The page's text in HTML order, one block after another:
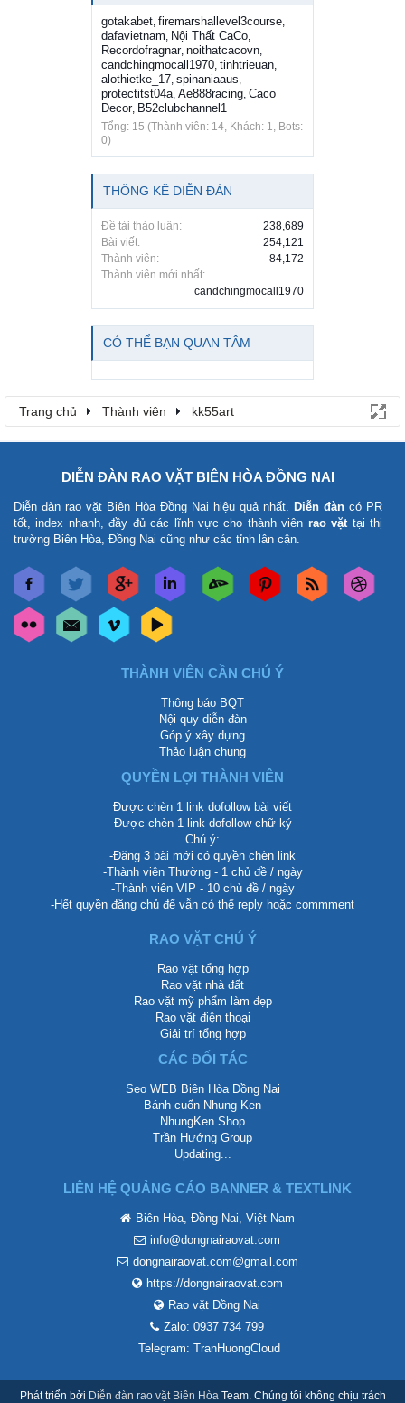
gotakabet, firemarshallevel3course,
dafavietnam, Nội Thất CaCo,
Recordofragnar, noithatcacovn,
candchingmocall1970, tinhtrieuan,
alothietke_17, spinaniaaus,
protectitst04a, Ae888racing, Caco
Decor, B52clubchannel1
Tổng: 15 (Thành viên: 14, Khách: 1, Bots:
0)
THỐNG KÊ DIỄN ĐÀN
Đề tài thảo luận:
238,689
Bài viết:
254,121
Thành viên:
84,172
Thành viên mới nhất:
candchingmocall1970
CÓ THỂ BẠN QUAN TÂM
Trang chủ Thành viên kk55art
DIỄN ĐÀN RAO VẶT BIÊN HÒA ĐỒNG NAI
Diễn đàn rao vặt Biên Hòa Đồng Nai hiệu quả nhất. Diễn đàn có PR
tốt, index nhanh, đầy đủ các lĩnh vực cho thành viên rao vặttại thị
trường Biên Hòa, Đồng Nai cũng như các tỉnh lân cận.
THÀNH VIÊN CẦN CHÚ Ý
Thông báo BQT
Nội quy diễn đàn
Góp ý xây dựng
Thảo luận chung
QUYỀN LỢI THÀNH VIÊN
Được chèn 1 link dofollow bài viết
Được chèn 1 link dofollow chữ ký
Chú ý:
-Đăng 3 bài mới có quyền chèn link
-Thành viên Thường - 1 chủ đề / ngày
-Thành viên VIP - 10 chủ đề / ngày
-Hết quyền đăng chủ để vẫn có thể reply hoặc commment
RAO VẶT CHÚ Ý
Rao vặt tổng hợp
Rao vặt nhà đất
Rao vặt mỹ phẩm làm đẹp
Rao vặt điện thoại
Giải trí tổng hợp
CÁC ĐỐI TÁC
Seo WEB Biên Hòa Đồng Nai
Bánh cuốn Nhung Ken
NhungKen Shop
Trần Hướng Group
Updating...
LIÊN HỆ QUẢNG CÁO BANNER & TEXTLINK
Biên Hòa, Đồng Nai, Việt Nam
info@dongnairaovat.com
dongnairaovat.com@gmail.com
https://dongnairaovat.com
Rao vặt Đồng Nai
Zalo: 0937 734 799
Telegram: TranHuongCloud
Phát triển bởi Diễn đàn rao vặt Biên HòaTeam. Chúng tôi không chịu trách